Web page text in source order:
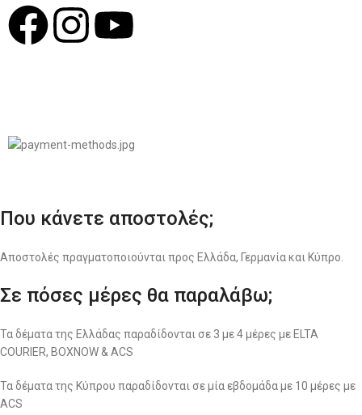
Που κάνετε αποστολές;
Αποστολές πραγματοποιούνται προς Ελλάδα, Γερμανία και Κύπρο.
Σε πόσες μέρες θα παραλάβω;
Τα δέματα της Ελλάδας παραδίδονται σε 3 με 4 μέρες με ELTA
COURIER, BOXNOW & ACS
Τα δέματα της Κύπρου παραδίδονται σε μία εβδομάδα με 10 μέρες με
ACS